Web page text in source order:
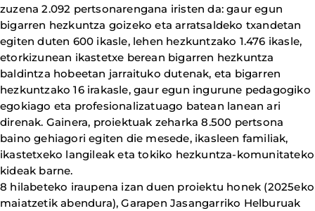
zuzena 2.092 pertsonarengana iristen da: gaur egun
bigarren hezkuntza goizeko eta arratsaldeko txandetan
egiten duten 600 ikasle, lehen hezkuntzako 1.476 ikasle,
etorkizunean ikastetxe berean bigarren hezkuntza
baldintza hobeetan jarraituko dutenak, eta bigarren
hezkuntzako 16 irakasle, gaur egun ingurune pedagogiko
egokiago eta profesionalizatuago batean lanean ari
direnak. Gainera, proiektuak zeharka 8.500 pertsona
baino gehiagori egiten die mesede, ikasleen familiak,
ikastetxeko langileak eta tokiko hezkuntza-komunitateko
kideak barne.
8 hilabeteko iraupena izan duen proiektu honek (2025eko
maiatzetik abendura), Garapen Jasangarriko Helburuak